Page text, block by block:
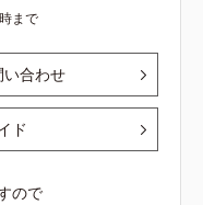
まで
い合わせ
ド
ので